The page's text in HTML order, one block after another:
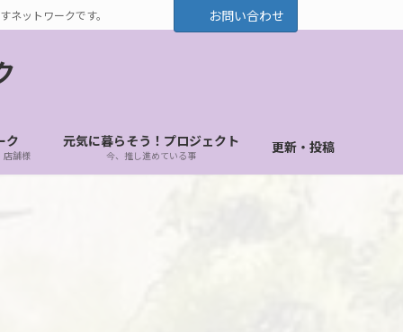
ットワークです。 お問い合わせ
ク
店舗様
元気に暮らそう！プロジェクト
今、推し進めている事 更新・投稿